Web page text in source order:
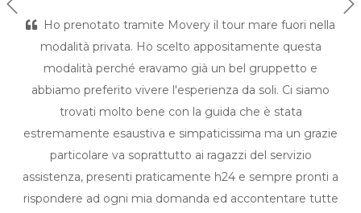
Ho prenotato tramite Movery il tour mare fuori nella
modalità privata. Ho scelto appositamente questa
modalità perché eravamo già un bel gruppetto e
abbiamo preferito vivere l'esperienza da soli. Ci siamo
trovati molto bene con la guida che è stata
estremamente esaustiva e simpaticissima ma un grazie
particolare va soprattutto ai ragazzi del servizio
assistenza, presenti praticamente h24 e sempre pronti a
rispondere ad ogni mia domanda ed accontentare tutte
Previous